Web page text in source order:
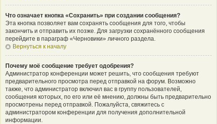
Что означает кнопка «Сохранить» при создании сообщения?
Эта кнопка позволяет вам сохранять сообщения для того, чтобы
закончить и отправить их позже. Для загрузки сохранённого сообщения
перейдите в параграф «Черновики» личного раздела.
Вернуться к началу
Почему моё сообщение требует одобрения?
Администратор конференции может решить, что сообщения требуют
предварительного просмотра перед отправкой на форум. Возможно
также, что администратор включил вас в группу пользователей,
сообщения которых, по его или её мнению, должны быть предварительно
просмотрены перед отправкой. Пожалуйста, свяжитесь с
администратором конференции для получения дополнительной
информации.